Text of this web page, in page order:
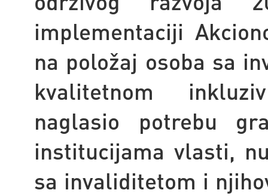
implementaciji
na položaj osoba sa
kvalitetnom
naglasio potrebu
institucijama vlasti,
sa invaliditetom i